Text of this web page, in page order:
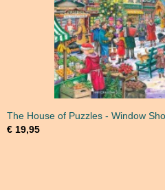
The House of Puzzles - Window
€ 19,95